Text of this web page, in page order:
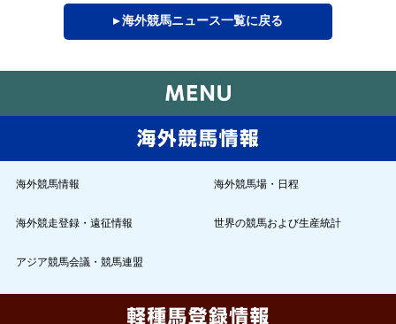
▸ 海外競馬ニュース一覧に戻る
海外競馬情報 海外競馬場・日程
海外競走登録・遠征情報 世界の競馬および生産統計
アジア競馬会議・競馬連盟